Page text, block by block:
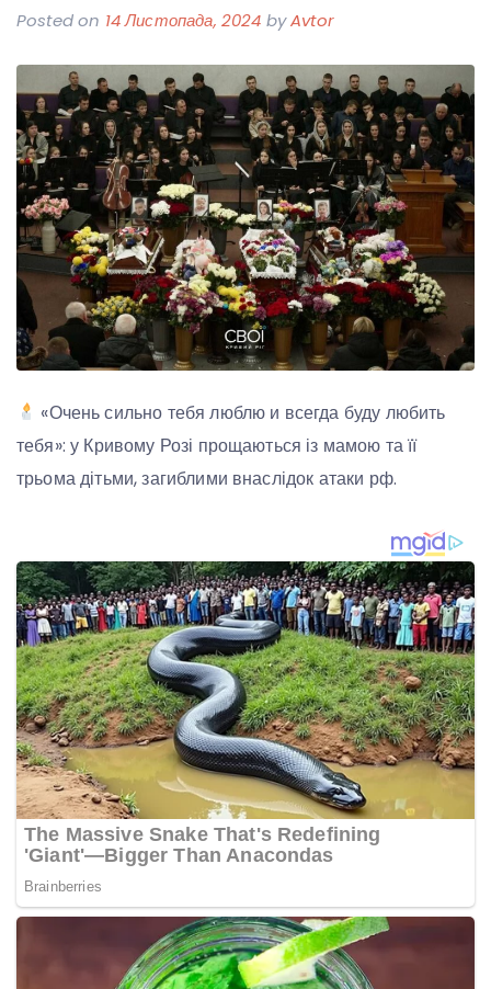
Posted on 14 Листопада, 2024 byAvtor
«Очень сильно тебя люблю и всегда буду любить
тебя»: у Кривому Розі прощаються із мамою та її
трьома дітьми, загиблими внаслідок атаки рф.